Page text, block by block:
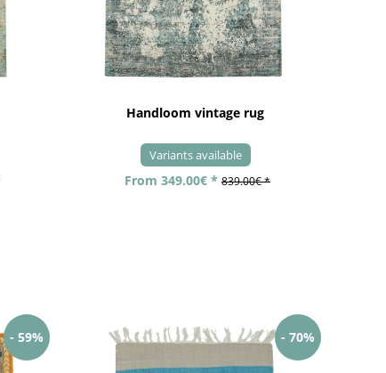
Handloom vintage rug
Variants available
From 349.00€ * 839.00€ *
- 59% - 70%